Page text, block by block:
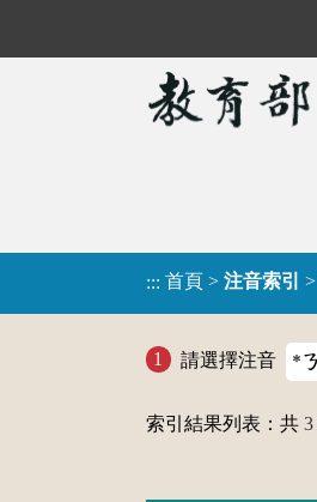
::: 首頁 > 注音索引 >
請選擇注音
索引結果列表：共 3